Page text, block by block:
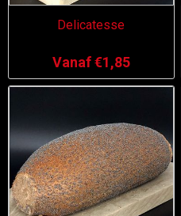
Delicatesse
Vanaf €1,85